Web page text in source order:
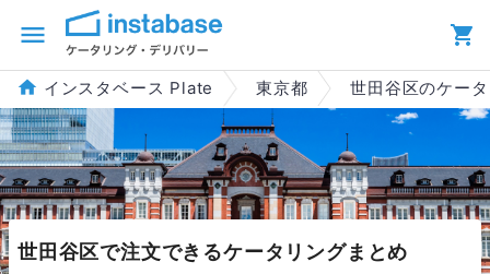
インスタベース Plate 東京都 世田谷区のケー
世田谷区で注文できるケータリングまとめ